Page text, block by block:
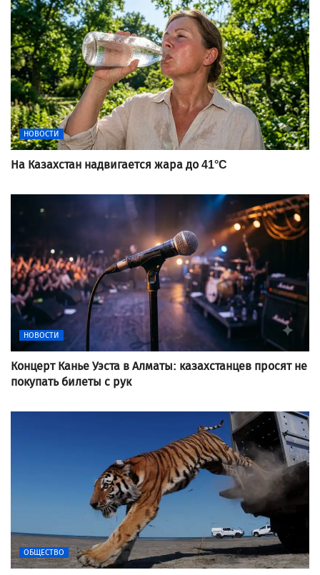
НОВОСТИ
На Казахстан надвигается жара до 41°C
НОВОСТИ
Концерт Канье Уэста в Алматы: казахстанцев просят не
покупать билеты с рук
ОБЩЕСТВО